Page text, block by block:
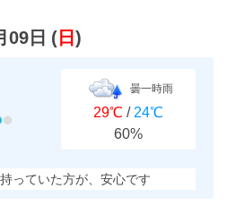
09日 ( 日 )
曇一時雨
29℃ / 24℃
60%
っていた方が、安心です